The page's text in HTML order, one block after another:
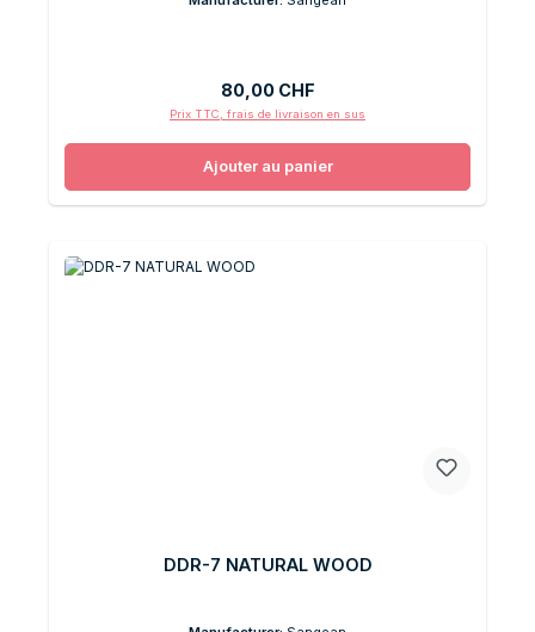
Prix régulier :
80,00 CHF
Prix TTC, frais de livraison en sus
Ajouter au panier
DDR-7 NATURAL WOOD